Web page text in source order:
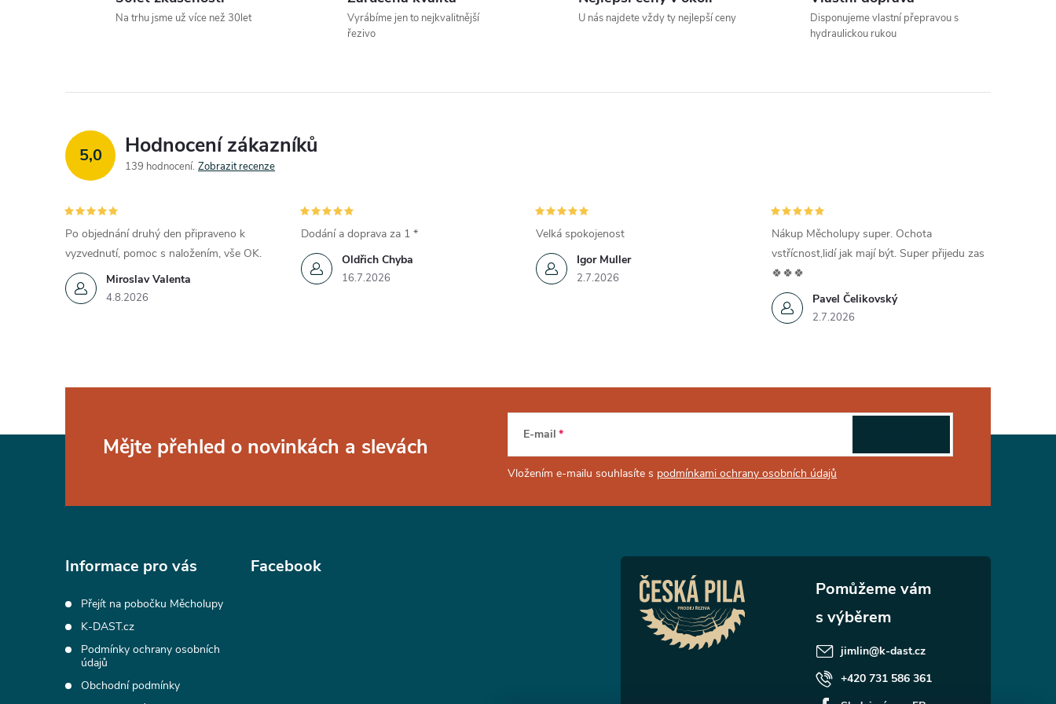
Na trhu jsme už více než 30let
Vyrábíme jen to nejkvalitnější
řezivo
U nás najdete vždy ty nejlepší ceny
Disponujeme vlastní přepravou s
hydraulickou rukou
5,0 Hodnocení zákazníků
139 hodnocení Zobrazit recenze
Miroslav Valenta
4.8.2026
Po objednání druhý den připraveno k
vyzvednutí, pomoc s naložením, vše OK.
Oldřich Chyba
16.7.2026
Dodání a doprava za 1 *
Igor Muller
2.7.2026
Velká spokojenost
Pavel Čelikovský
2.7.2026
Nákup Měcholupy super. Ochota
vstřícnost,lidí jak mají být. Super přijedu zas
🍀🍀🍀
Mějte přehled o novinkách a slevách E-mail
Vložením e-mailu souhlasíte s podmínkami ochrany osobních údajů
Informace pro vás
Přejít na pobočku Měcholupy
K-DAST.cz
Podmínky ochrany osobních
údajů
Obchodní podmínky
Facebook
jimlin@k-dast.cz
+420 731 586 361